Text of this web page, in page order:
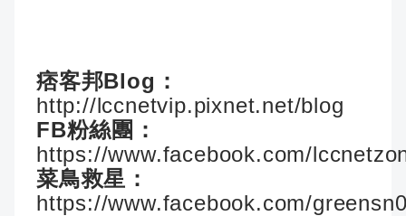
痞客邦Blog：
http://lccnetvip.pixnet.net/blog
FB粉絲團：
https://www.facebook.com/
菜鳥救星：
https://www.facebook.com/